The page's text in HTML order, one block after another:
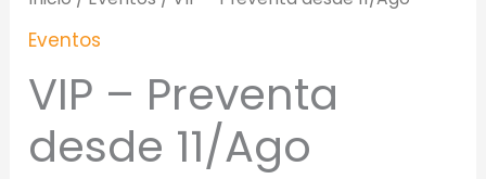
Eventos
VIP – Preventa
desde 11/Ago